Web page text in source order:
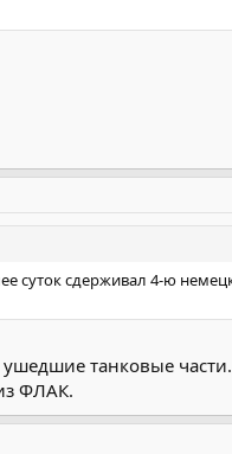
суток сдерживал 4-ю
танковые
ФЛАК.